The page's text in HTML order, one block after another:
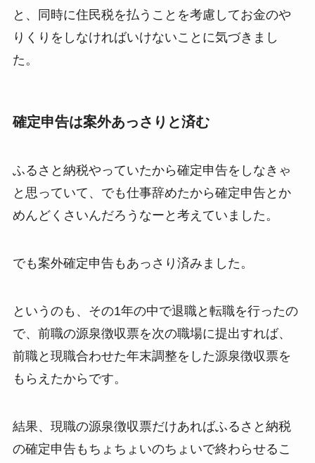
と、同時に住民税を払うことを考慮してお金のや
りくりをしなければいけないことに気づきまし
た。
確定申告は案外あっさりと済む
ふるさと納税やっていたから確定申告をしなきゃ
と思っていて、でも仕事辞めたから確定申告とか
めんどくさいんだろうなーと考えていました。
でも案外確定申告もあっさり済みました。
というのも、その1年の中で退職と転職を行ったの
で、前職の源泉徴収票を次の職場に提出すれば、
前職と現職合わせた年末調整をした源泉徴収票を
もらえたからです。
結果、現職の源泉徴収票だけあればふるさと納税
の確定申告もちょちょいのちょいで終わらせるこ